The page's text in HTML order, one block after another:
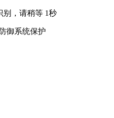
别，请稍等 1秒
御系统保护